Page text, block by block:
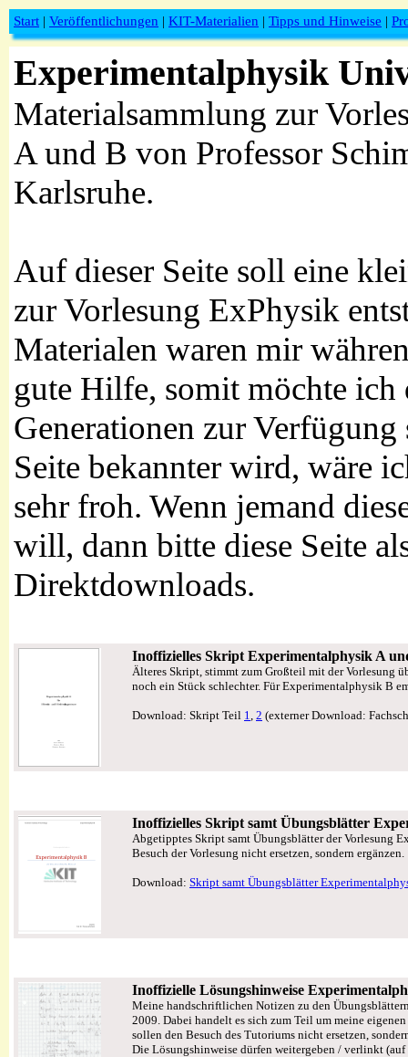
Start | Veröffentlichungen | KIT-Materialien | Tipps und Hinweise |
Experimentalphysik
Materialsammlung zur
A und B von Professor
Karlsruhe.
Auf dieser Seite soll eine
zur Vorlesung ExPhysik
Materialen waren mir
gute Hilfe, somit möchte ich
Generationen zur
Seite bekannter wird, wäre
sehr froh. Wenn jemand
will, dann bitte diese Seite
Direktdownloads.
Inoffizielles Skript Experimentalphysik A
Älteres Skript, stimmt zum Großteil mit der Vorlesung
noch ein Stück schlechter. Für Experimentalphysik B
Download: Skript Teil 1, 2 (externer Download:
Inoffizielles Skript samt Übungsblätter
Abgetipptes Skript samt Übungsblätter der Vorlesung
Besuch der Vorlesung nicht ersetzen, sondern ergänzen.
Download: Skript samt Übungsblätter
Inoffizielle Lösungshinweise
Meine handschriftlichen Notizen zu den
2009. Dabei handelt es sich zum Teil um meine
sollen den Besuch des Tutoriums nicht ersetzen,
Die Lösungshinweise dürfen weitergeben / verlinkt